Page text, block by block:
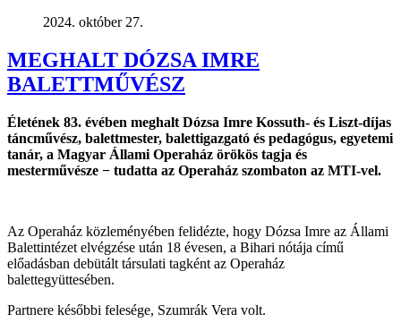
2024. október 27.
MEGHALT DÓZSA IMRE
BALETTMŰVÉSZ
Életének 83. évében meghalt Dózsa Imre Kossuth- és Liszt-díjas
táncművész, balettmester, balettigazgató és pedagógus, egyetemi
tanár, a Magyar Állami Operaház örökös tagja és
mesterművésze − tudatta az Operaház szombaton az MTI-vel.
Az Operaház közleményében felidézte, hogy Dózsa Imre az Állami
Balettintézet elvégzése után 18 évesen, a Bihari nótája című
előadásban debütált társulati tagként az Operaház
balettegyüttesében.
Partnere későbbi felesége, Szumrák Vera volt.